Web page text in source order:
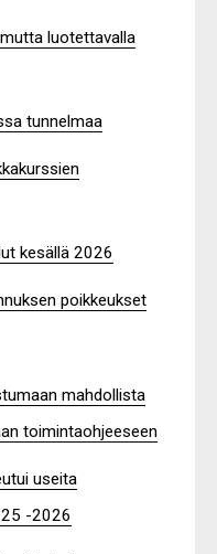
luotettavalla
tunnelmaa
kesällä 2026
poikkeukset
mahdollista
toimintaohjeeseen
useita
-2026